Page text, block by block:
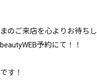
のご来店を心よりお待ち
予約にて！！
す！